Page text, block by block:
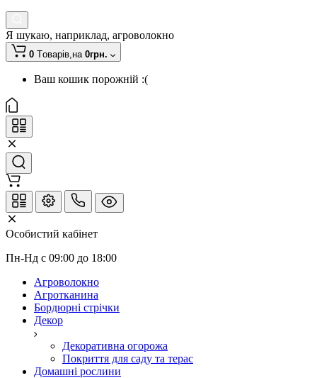
Я шукаю, наприклад, агроволокно
0 Tоварів,на 0грн.
Ваш кошик порожній :(
Особистий кабінет
Пн-Нд с 09:00 до 18:00
Агроволокно
Агротканина
Бордюрні стрічки
Декор
Декоративна огорожа
Покриття для саду та терас
Домашні рослини